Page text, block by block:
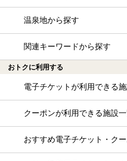
温泉地から探す
関連キーワードから探す
おトクに利用する
電子チケットが利用できる
クーポンが利用できる施設
おすすめ電子チケット・ク